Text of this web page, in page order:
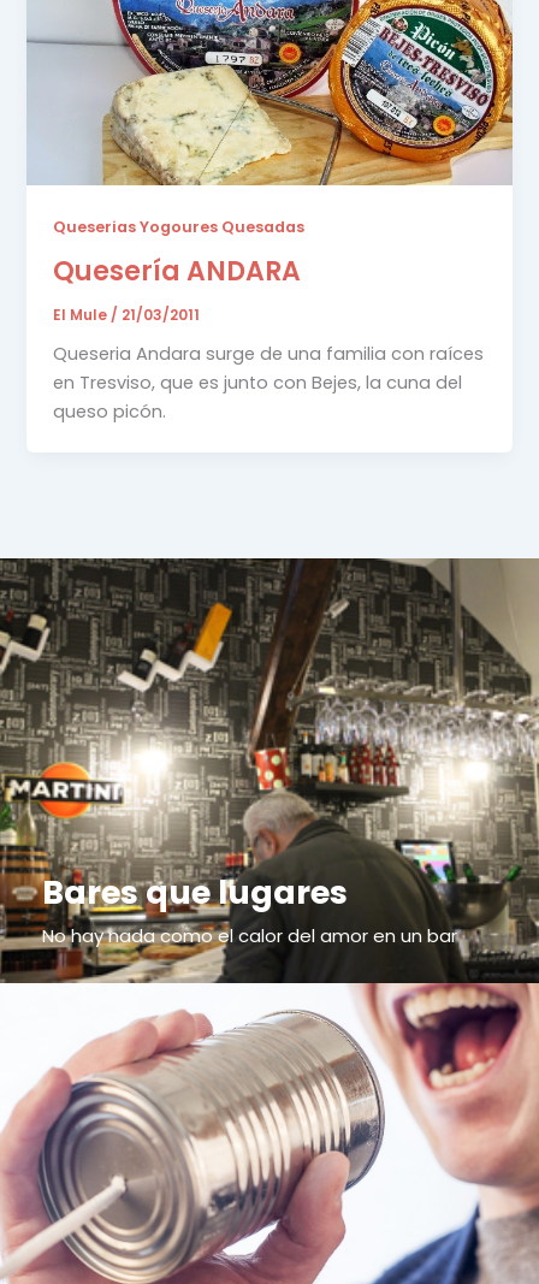
Queserias Yogoures Quesadas
Quesería ANDARA
El Mule / 21/03/2011
Queseria Andara surge de una familia con raíces
en Tresviso, que es junto con Bejes, la cuna del
queso picón.
Bares que lugares
No hay nada como el calor del amor en un bar